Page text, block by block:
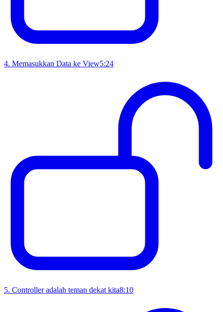
4. Memasukkan Data ke View5:24
5. Controller adalah teman dekat kita8:10